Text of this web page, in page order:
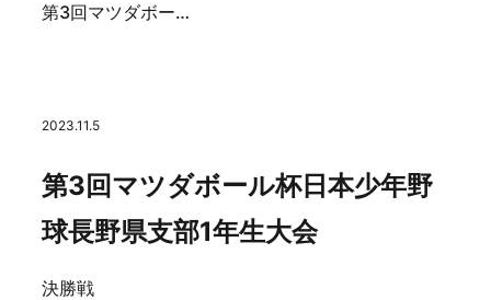
第3回マツダボール杯日本少年野球長野県支部1年生大会
2023.11.5
第3回マツダボール杯日本少年野
球長野県支部1年生大会
決勝戦